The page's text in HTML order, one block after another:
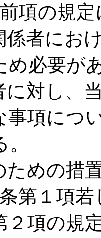
項の規定
係者にお
め必要が
に対し、
事項につ
ための措
１項若
２項の規